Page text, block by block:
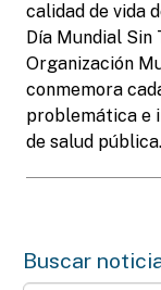
calidad de vida
Día Mundial Sin
Organización
conmemora
problemática e
de salud pública.
Buscar